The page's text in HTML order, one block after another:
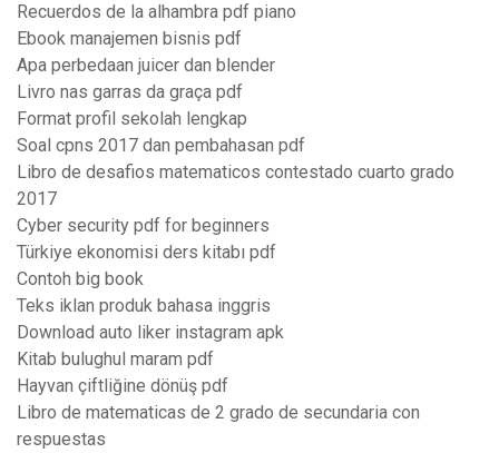
Recuerdos de la alhambra pdf piano
Ebook manajemen bisnis pdf
Apa perbedaan juicer dan blender
Livro nas garras da graça pdf
Format profil sekolah lengkap
Soal cpns 2017 dan pembahasan pdf
Libro de desafios matematicos contestado cuarto grado
2017
Cyber security pdf for beginners
Türkiye ekonomisi ders kitabı pdf
Contoh big book
Teks iklan produk bahasa inggris
Download auto liker instagram apk
Kitab bulughul maram pdf
Hayvan çiftliğine dönüş pdf
Libro de matematicas de 2 grado de secundaria con
respuestas